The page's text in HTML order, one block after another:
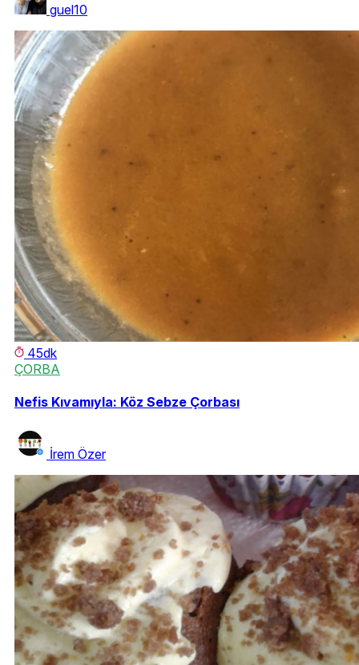
guel10
45dk
ÇORBA
Nefis Kıvamıyla: Köz Sebze Çorbası
İrem Özer